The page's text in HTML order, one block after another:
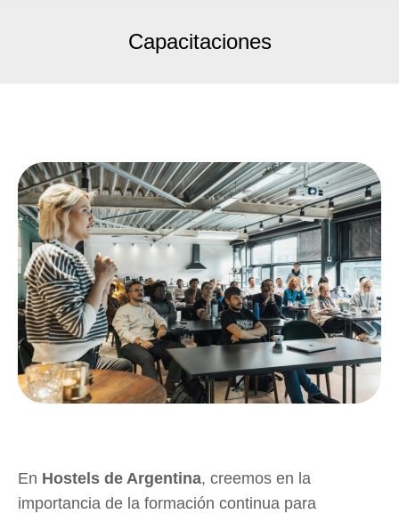
Capacitaciones
En Hostels de Argentina, creemos en la
importancia de la formación continua para